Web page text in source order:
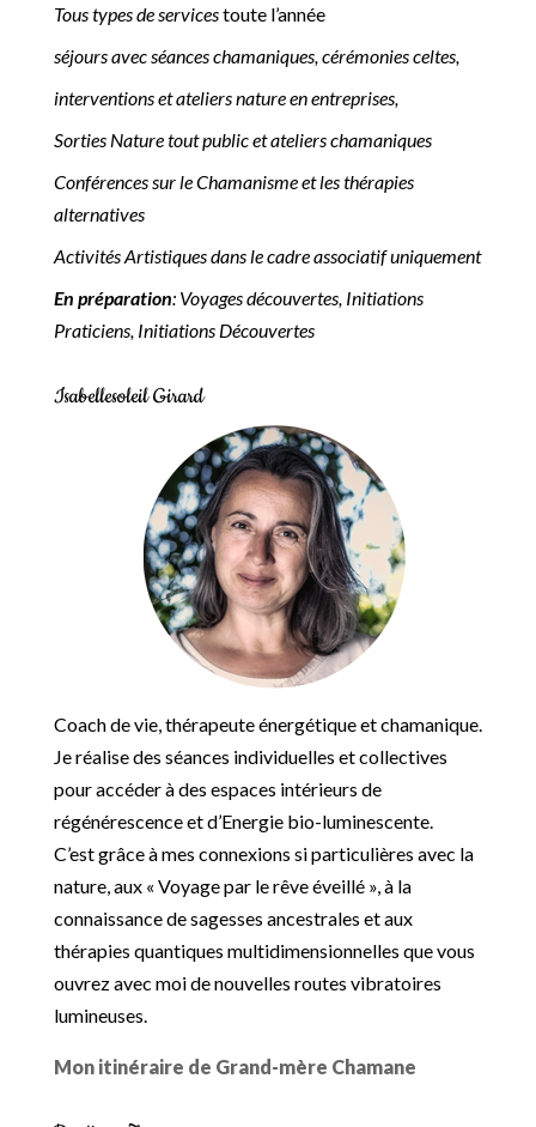
Tous types de servicestoute l’année
séjours avec séances chamaniques, cérémonies celtes,
interventions et ateliers nature en entreprises,
Sorties Nature tout public et ateliers chamaniques
Conférences sur le Chamanisme et les thérapies
alternatives
Activités Artistiques dans le cadre associatif uniquement
En préparation: Voyages découvertes, Initiations
Praticiens, Initiations Découvertes
Isabellesoleil Girard
Coach de vie, thérapeute énergétique et chamanique.
Je réalise des séances individuelles et collectives
pour accéder à des espaces intérieurs de
régénérescence et d’Energie bio-luminescente.
C’est grâce à mes connexions si particulières avec la
nature, aux « Voyage par le rêve éveillé », à la
connaissance de sagesses ancestrales et aux
thérapies quantiques multidimensionnelles que vous
ouvrez avec moi de nouvelles routes vibratoires
lumineuses.
Mon itinéraire de Grand-mère Chamane